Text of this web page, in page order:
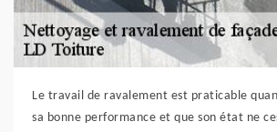
Le travail de ravalement est praticable
sa bonne performance et que son état ne